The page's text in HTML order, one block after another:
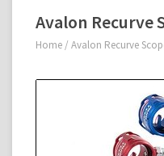
Avalon Recurve
Home / Avalon Recurve